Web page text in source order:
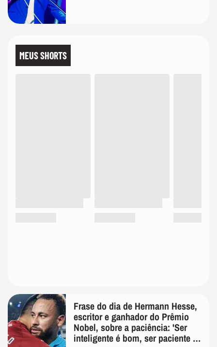
MEUS SHORTS
Frase do dia de Hermann Hesse,
escritor e ganhador do Prêmio
Nobel, sobre a paciência: 'Ser
inteligente é bom, ser paciente é